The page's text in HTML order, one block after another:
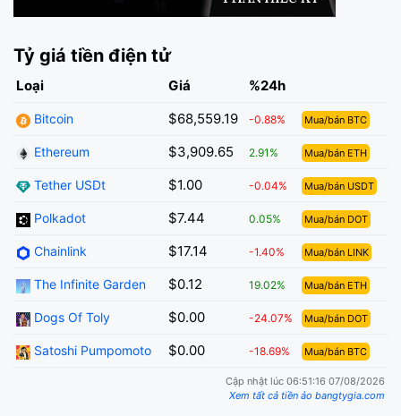
Tỷ giá tiền điện tử
Loại Giá %24h
Bitcoin $68,559.19 -0.88% Mua/bán BTC
Ethereum $3,909.65 2.91% Mua/bán ETH
Tether USDt $1.00 -0.04% Mua/bán USDT
Polkadot $7.44 0.05% Mua/bán DOT
Chainlink $17.14 -1.40% Mua/bán LINK
The Infinite Garden $0.12 19.02% Mua/bán ETH
Dogs Of Toly $0.00 -24.07% Mua/bán DOT
Satoshi Pumpomoto $0.00 -18.69% Mua/bán BTC
Cập nhật lúc 06:51:16 07/08/2026
Xem tất cả tiền ảo bangtygia.com